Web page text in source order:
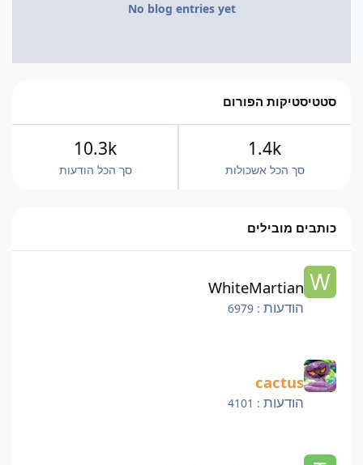
No blog entries yet
סטטיסטיקות הפורום
סך הכל אשכולות
1.4k
סך הכל הודעות
10.3k
כותבים מובילים
WhiteMartian
הודעות : 6979
cactus
הודעות : 4101